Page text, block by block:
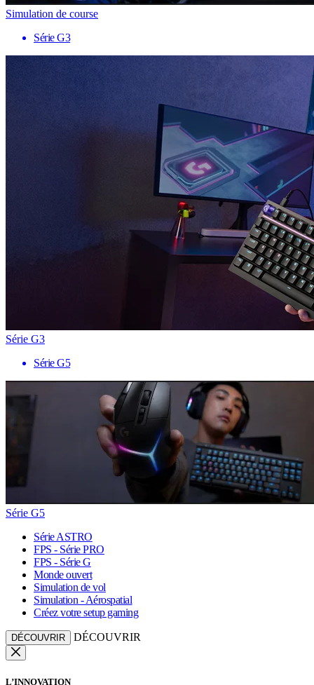
Simulation de course
Série G3
Série G3
Série G5
Série G5
Série ASTRO
FPS - Série PRO
FPS - Série G
Monde ouvert
Simulation de vol
Simulation - Aérospatial
Créez votre setup gaming
DÉCOUVRIR DÉCOUVRIR
L’INNOVATION